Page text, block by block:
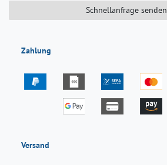
Schnellanfrage senden
Zahlung
Versand